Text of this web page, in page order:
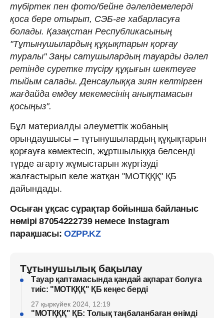
түбіртек пен фото/бейне дәлелдемелерді
қоса бере отырып, СЭБ-ге хабарласуға
болады. Қазақстан Республикасының
"Тұтынушылардың құқықтарын қорғау
туралы" Заңы сатушылардың тауарды дәлел
ретінде суретке түсіру құқығын шектеуге
тыйым салады. Денсаулыққа зиян келтірген
жағдайда емдеу мекемесінің анықтамасын
қосыңыз".
Бұл материалды әлеуметтік жобаның
орындаушысы – тұтынушылардың құқықтарын
қорғауға көмектесіп, жұртшылыққа белсенді
түрде ағарту жұмыстарын жүргізуді
жалғастырып келе жатқан "МОТҚҚҚ" ҚБ
дайындады.
Осыған ұқсас сұрақтар бойынша байланыс
нөмірі 87054222739 немесе Instagram
парақшасы:OZPP.KZ
Тұтынушылық бақылау
Тауар қаптамасында қандай ақпарат болуға
тиіс: "МОТҚҚҚ" ҚБ кеңес берді
27 қыркүйек 2024, 12:19
"MOТҚҚҚ" ҚБ: Толық таңбаланбаған өнімді